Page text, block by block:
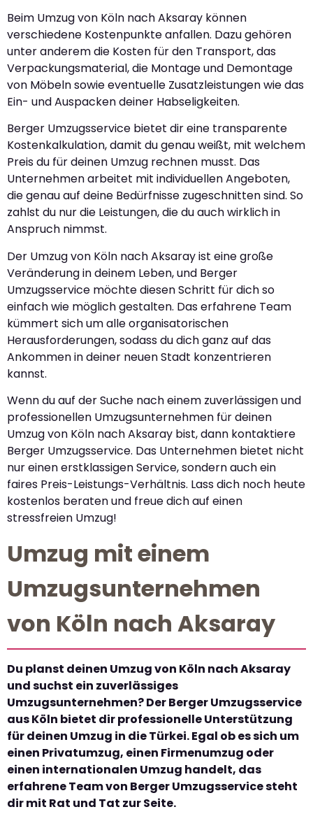
Beim Umzug von Köln nach Aksaray können
verschiedene Kostenpunkte anfallen. Dazu gehören
unter anderem die Kosten für den Transport, das
Verpackungsmaterial, die Montage und Demontage
von Möbeln sowie eventuelle Zusatzleistungen wie das
Ein- und Auspacken deiner Habseligkeiten.
Berger Umzugsservice bietet dir eine transparente
Kostenkalkulation, damit du genau weißt, mit welchem
Preis du für deinen Umzug rechnen musst. Das
Unternehmen arbeitet mit individuellen Angeboten,
die genau auf deine Bedürfnisse zugeschnitten sind. So
zahlst du nur die Leistungen, die du auch wirklich in
Anspruch nimmst.
Der Umzug von Köln nach Aksaray ist eine große
Veränderung in deinem Leben, und Berger
Umzugsservice möchte diesen Schritt für dich so
einfach wie möglich gestalten. Das erfahrene Team
kümmert sich um alle organisatorischen
Herausforderungen, sodass du dich ganz auf das
Ankommen in deiner neuen Stadt konzentrieren
kannst.
Wenn du auf der Suche nach einem zuverlässigen und
professionellen Umzugsunternehmen für deinen
Umzug von Köln nach Aksaray bist, dann kontaktiere
Berger Umzugsservice. Das Unternehmen bietet nicht
nur einen erstklassigen Service, sondern auch ein
faires Preis-Leistungs-Verhältnis. Lass dich noch heute
kostenlos beraten und freue dich auf einen
stressfreien Umzug!
Umzug mit einem
Umzugsunternehmen
von Köln nach Aksaray
Du planst deinen Umzug von Köln nach Aksaray
und suchst ein zuverlässiges
Umzugsunternehmen? Der Berger Umzugsservice
aus Köln bietet dir professionelle Unterstützung
für deinen Umzug in die Türkei. Egal ob es sich um
einen Privatumzug, einen Firmenumzug oder
einen internationalen Umzug handelt, das
erfahrene Team von Berger Umzugsservice steht
dir mit Rat und Tat zur Seite.